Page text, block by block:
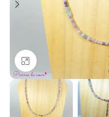
Agrandir